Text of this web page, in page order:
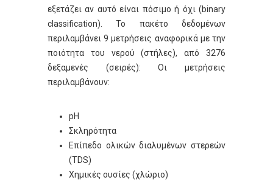
εξετάζει αν αυτό είναι πόσιμο ή όχι (binary
classification). Το πακέτο δεδομένων
περιλαμβάνει 9 μετρήσεις αναφορικά με την
ποιότητα του νερού (στήλες), από 3276
δεξαμενές (σειρές): Οι μετρήσεις
περιλαμβάνουν:
pΗ
Σκληρότητα
Επίπεδο ολικών διαλυμένων στερεών
(TDS)
Χημικές ουσίες (χλώριο)